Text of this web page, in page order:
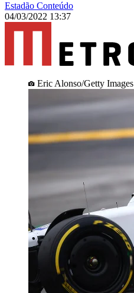
Estadão Conteúdo
04/03/2022 13:37
Eric Alonso/Getty Images